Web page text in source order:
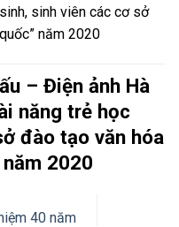
sinh viên các cơ sở
năm 2020
– Điện ảnh Hà
năng trẻ học
đào tạo văn hóa
2020
40 năm